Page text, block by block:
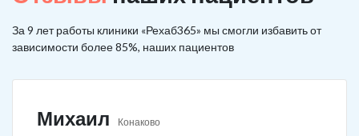
За 9 лет работы клиники «Рехаб365» мы смогли избавить от
зависимости более 85%, наших пациентов
Михаил Конаково